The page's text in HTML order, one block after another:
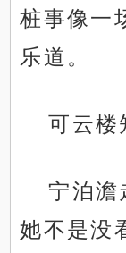
桩事像一
乐道。
可云楼
宁泊澹
她不是没